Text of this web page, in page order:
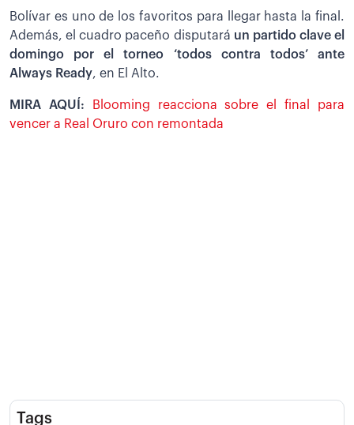
Bolívar es uno de los favoritos para llegar hasta la final.
Además, el cuadro paceño disputará un partido clave el
domingo por el torneo ‘todos contra todos’ ante
Always Ready, en El Alto.
MIRA AQUÍ:
Blooming reacciona sobre el final para
vencer a Real Oruro con remontada
Tags